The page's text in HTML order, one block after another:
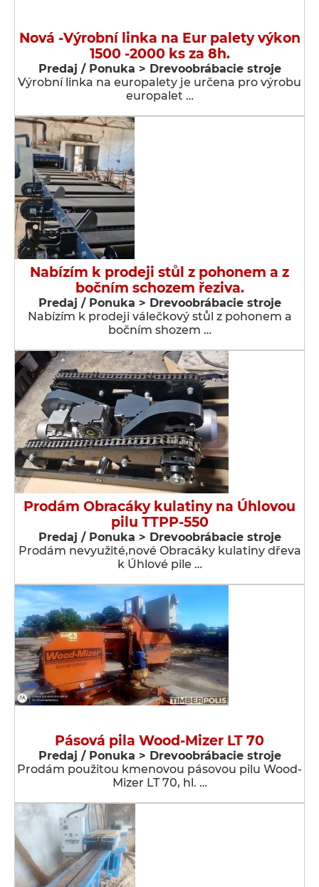
Nová -Výrobní linka na Eur palety výkon
1500 -2000 ks za 8h.
Predaj / Ponuka > Drevoobrábacie stroje
Výrobní linka na europalety je určena pro výrobu
europalet …
Nabízím k prodeji stůl z pohonem a z
bočním schozem řeziva.
Predaj / Ponuka > Drevoobrábacie stroje
Nabízím k prodeji válečkový stůl z pohonem a
bočním shozem …
Prodám Obracáky kulatiny na Úhlovou
pilu TTPP-550
Predaj / Ponuka > Drevoobrábacie stroje
Prodám nevyužité,nové Obracáky kulatiny dřeva
k Úhlové pile …
Pásová pila Wood-Mizer LT 70
Predaj / Ponuka > Drevoobrábacie stroje
Prodám použitou kmenovou pásovou pilu Wood-
Mizer LT 70, hl. …